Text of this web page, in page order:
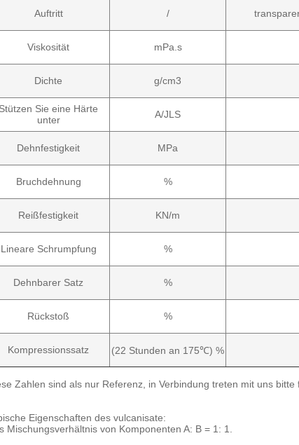
Auftritt /
Viskosität mPa.s
Dichte g/cm3
Stützen Sie eine Härte
unter
A/JLS
Dehnfestigkeit MPa
Bruchdehnung %
Reißfestigkeit KN/m
Lineare Schrumpfung %
Dehnbarer Satz %
Rückstoß %
Kompressionssatz (22 Stunden an 175℃) %
Zahlen sind als nur Referenz, in Verbindung treten mit uns bitte
Eigenschaften des vulcanisate:
Mischungsverhältnis von Komponenten A: B = 1: 1.